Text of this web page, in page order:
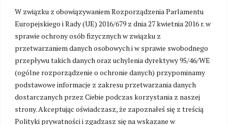
W związku z obowiązywaniem Rozporządzenia Parlamentu
Europejskiego i Rady (UE) 2016/679 z dnia 27 kwietnia 2016 r. w
sprawie ochrony osób fizycznych w związku z
przetwarzaniem danych osobowych i w sprawie swobodnego
przepływu takich danych oraz uchylenia dyrektywy 95/46/WE
(ogólne rozporządzenie o ochronie danych) przypominamy
podstawowe informacje z zakresu przetwarzania danych
dostarczanych przez Ciebie podczas korzystania z naszej
strony. Akceptując oświadczasz, że zapoznałeś się z treścią
Polityki prywatności i zgadzasz się na wskazane w